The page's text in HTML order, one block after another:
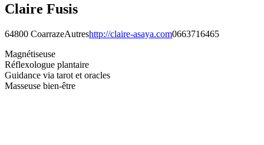
Claire Fusis
64800 CoarrazeAutreshttp://claire-asaya.com0663716465
Magnétiseuse
Réflexologue plantaire
Guidance via tarot et oracles
Masseuse bien-être